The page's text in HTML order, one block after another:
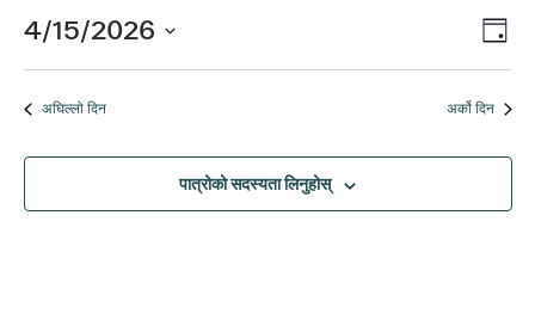
2026
दृश्य
दृश्य
दिन
4/15/2026
गर्नुहोस्।
अघिल्लो दिन अर्को दिन
पात्रोको सदस्यता लिनुहोस्